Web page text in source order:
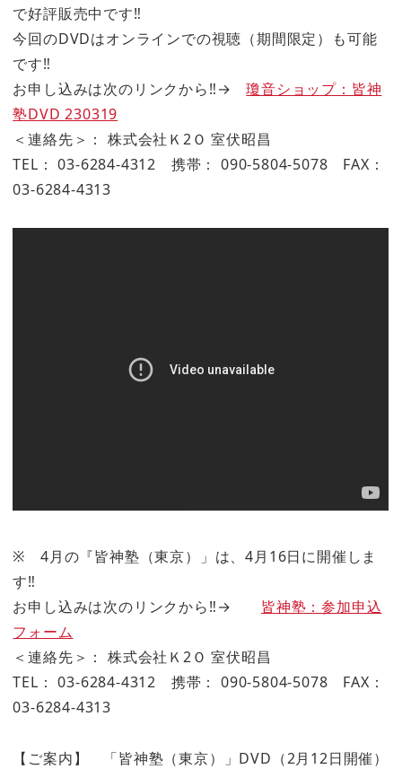
で好評販売中です‼
今回のDVDはオンラインでの視聴（期間限定）も可能
です‼
お申し込みは次のリンクから‼→瓊音ショップ：皆神
塾DVD 230319
＜連絡先＞： 株式会社Ｋ2Ｏ 室伏昭昌
TEL： 03-6284-4312 携帯： 090-5804-5078 FAX：
03-6284-4313
※ 4月の『皆神塾（東京）」は、4月16日に開催しま
す‼
お申し込みは次のリンクから‼→ 皆神塾：参加申込
フォーム
＜連絡先＞： 株式会社Ｋ2Ｏ 室伏昭昌
TEL： 03-6284-4312 携帯： 090-5804-5078 FAX：
03-6284-4313
【ご案内】 「皆神塾（東京）」DVD（2月12日開催）